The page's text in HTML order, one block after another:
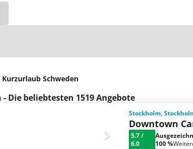
Kurzurlaub Schweden
Die beliebtesten 1519 Angebote
Stockholm,
Downtown
5.7/
6.0
100 %